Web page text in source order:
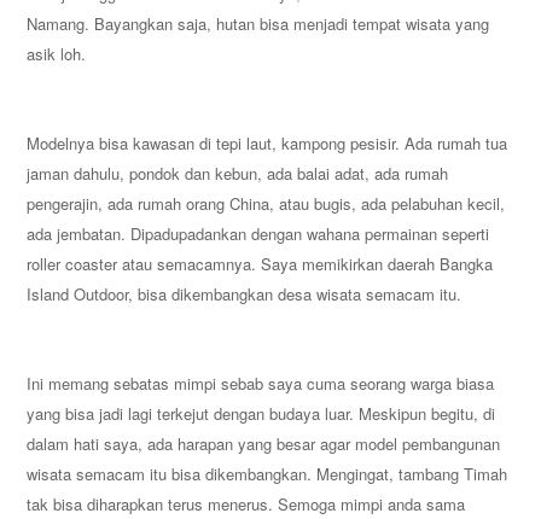
Namang. Bayangkan saja, hutan bisa menjadi tempat wisata yang
asik loh.
Modelnya bisa kawasan di tepi laut, kampong pesisir. Ada rumah tua
jaman dahulu, pondok dan kebun, ada balai adat, ada rumah
pengerajin, ada rumah orang China, atau bugis, ada pelabuhan kecil,
ada jembatan. Dipadupadankan dengan wahana permainan seperti
roller coaster atau semacamnya. Saya memikirkan daerah Bangka
Island Outdoor, bisa dikembangkan desa wisata semacam itu.
Ini memang sebatas mimpi sebab saya cuma seorang warga biasa
yang bisa jadi lagi terkejut dengan budaya luar. Meskipun begitu, di
dalam hati saya, ada harapan yang besar agar model pembangunan
wisata semacam itu bisa dikembangkan. Mengingat, tambang Timah
tak bisa diharapkan terus menerus. Semoga mimpi anda sama